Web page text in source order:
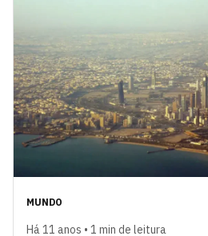
MUNDO
Há 11 anos • 1 min de leitura